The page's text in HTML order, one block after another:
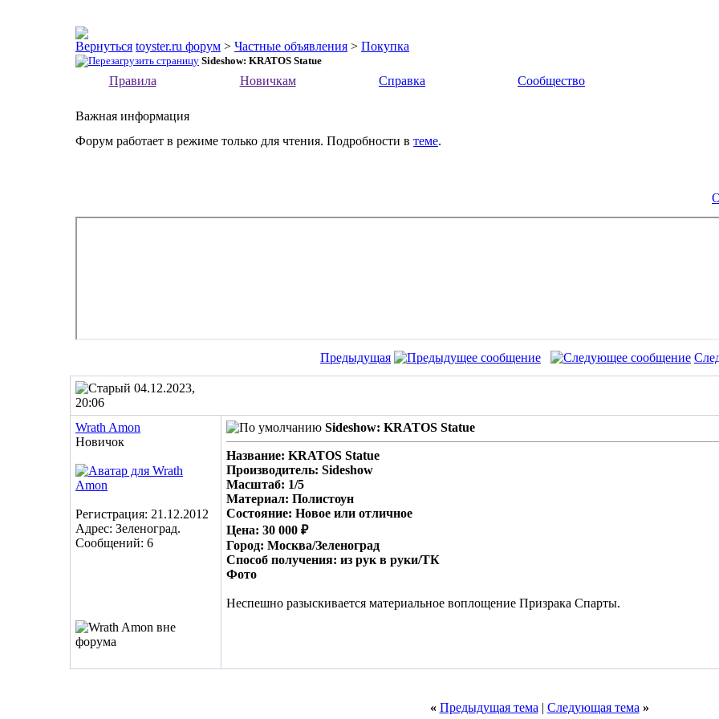
toyster.ru форум > Частные объявления > Покупка
Sideshow: KRATOS Statue
Правила Новичкам Справка Сообщество
Важная информация
Форум работает в режиме только для чтения. Подробности в теме.
Предыдущая
04.12.2023,
20:06
Wrath Amon
Новичок
Регистрация: 21.12.2012
Адрес: Зеленоград.
Сообщений: 6
Sideshow: KRATOS Statue
Название: KRATOS Statue
Производитель: Sideshow
Масштаб: 1/5
Материал: Полистоун
Состояние: Новое или отличное
Цена: 30 000 ₽
Город: Москва/Зеленоград
Способ получения: из рук в руки/ТК
Фото
Неспешно разыскивается материальное воплощение Призрака Спарты.
« Предыдущая тема | Следующая тема »